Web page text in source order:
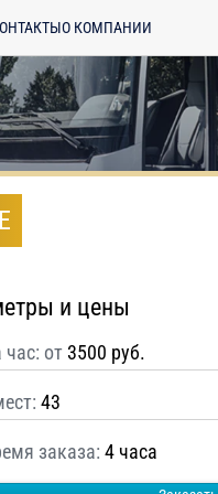
О КОМПАНИИ
и цены
час: от 3500 руб.
43
заказа: 4 часа